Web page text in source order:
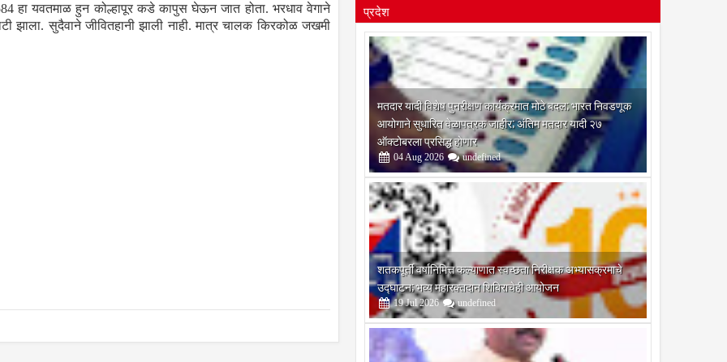
हा यवतमाळ हुन कोल्हापूर कडे कापुस घेऊन जात होता. भरधाव वेगाने
सुदैवाने जीवितहानी झाली नाही. मात्र चालक किरकोळ जखमी
प्रदेश
मतदार यादी विशेष पुनरीक्षण कार्यक्रमात मोठे बदल; भारत निवडणूक
आयोगाने सुधारित वेळापत्रक जाहीर; अंतिम मतदार यादी २७
ऑक्टोबरला प्रसिद्ध होणार
04 Aug 2026 undefined
शतकपूर्ती वर्षानिमित्त कल्याणात स्वच्छता निरीक्षक अभ्यासक्रमाचे
उद्घाटन; भव्य महारक्तदान शिबिराचेही आयोजन
19 Jul 2026 undefined